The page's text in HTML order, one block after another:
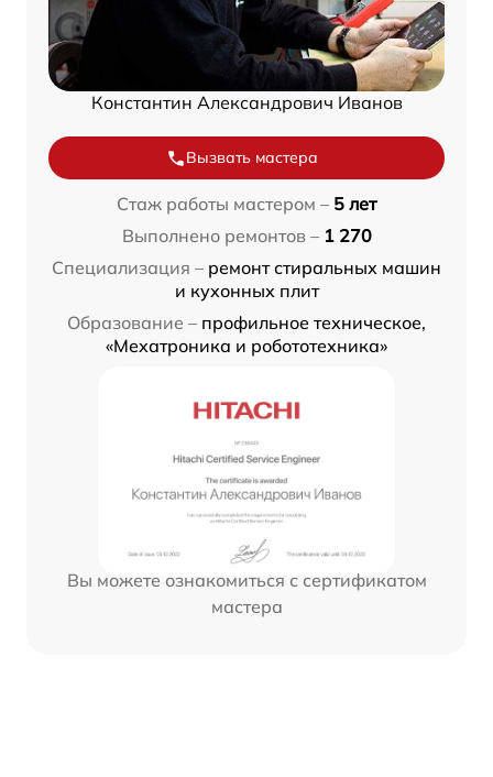
Константин Александрович Иванов
Вызвать мастера
Стаж работы мастером – 5 лет
Выполнено ремонтов – 1 270
Специализация – ремонт стиральных машин
и кухонных плит
Образование – профильное техническое,
«Мехатроника и робототехника»
Вы можете ознакомиться с сертификатом
мастера